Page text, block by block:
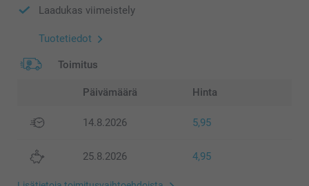
Laadukas viimeistely
Tuotetiedot
Toimitus
Päivämäärä Hinta
14.8.2026 5,95
25.8.2026 4,95